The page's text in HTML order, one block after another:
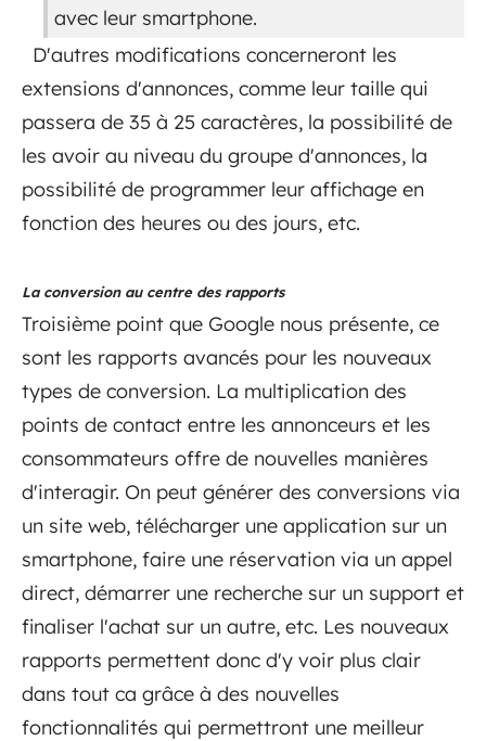
avec leur smartphone.
D'autres modifications concerneront les
extensions d'annonces, comme leur taille qui
passera de 35 à 25 caractères, la possibilité de
les avoir au niveau du groupe d'annonces, la
possibilité de programmer leur affichage en
fonction des heures ou des jours, etc.
La conversion au centre des rapports
Troisième point que Google nous présente, ce
sont les rapports avancés pour les nouveaux
types de conversion. La multiplication des
points de contact entre les annonceurs et les
consommateurs offre de nouvelles manières
d'interagir. On peut générer des conversions via
un site web, télécharger une application sur un
smartphone, faire une réservation via un appel
direct, démarrer une recherche sur un support et
finaliser l'achat sur un autre, etc. Les nouveaux
rapports permettent donc d'y voir plus clair
dans tout ca grâce à des nouvelles
fonctionnalités qui permettront une meilleur